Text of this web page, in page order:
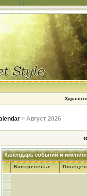
> Август 2026
Календарь событий и
Воскресенье